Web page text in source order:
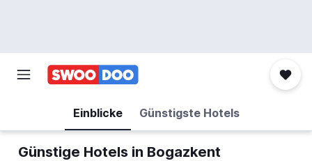
Einblicke Günstigste Hotels
Günstige Hotels in Bogazkent